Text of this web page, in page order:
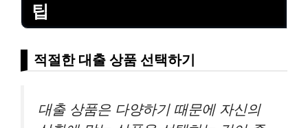
팁
적절한 대출 상품 선택하기
대출 상품은 다양하기 때문에 자신의